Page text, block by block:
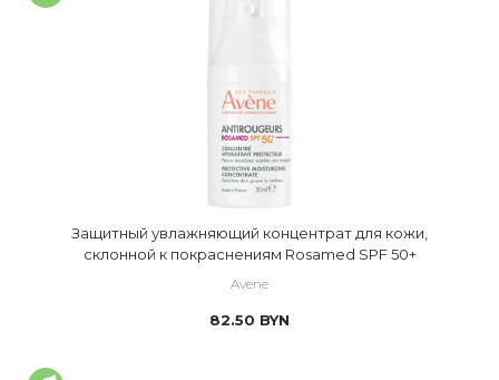
Защитный увлажняющий концентрат для кожи,
склонной к покраснениям Rosamed SPF 50+
Avene
82.50 BYN